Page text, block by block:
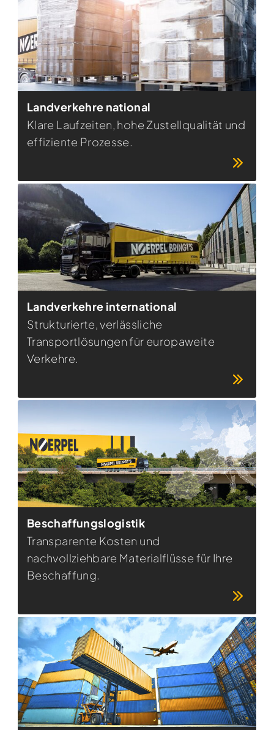
Landverkehre national
Klare Laufzeiten, hohe Zustellqualität und
effiziente Prozesse.
Landverkehre international
Strukturierte, verlässliche
Transportlösungen für europaweite
Verkehre.
Beschaffungslogistik
Transparente Kosten und
nachvollziehbare Materialflüsse für Ihre
Beschaffung.